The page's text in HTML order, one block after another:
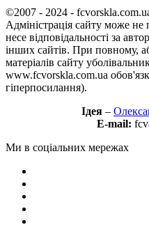
©2007 - 2024 -
Адміністрація сайту може не
несе відповідальності за
інших сайтів. При повному,
матеріалів сайту
www.fcvorskla.com.ua
гіперпосилання).
Ідея –
E-mail:
Ми в соціальних мережах